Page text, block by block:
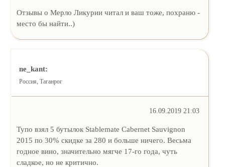
Отзывы о Мерло Ликурии читал и ваш тоже, похраню -
место бы найти..)
ne_kant:
Россия, Таганрог
16.09.2019 21:03
Тупо взял 5 бутылок Stablemate Cabernet Sauvignon
2015 по 30% скидке за 280 и больше ничего. Весьма
годное вино, значительно мягче 17-го года, чуть
сладкое, но не критично.